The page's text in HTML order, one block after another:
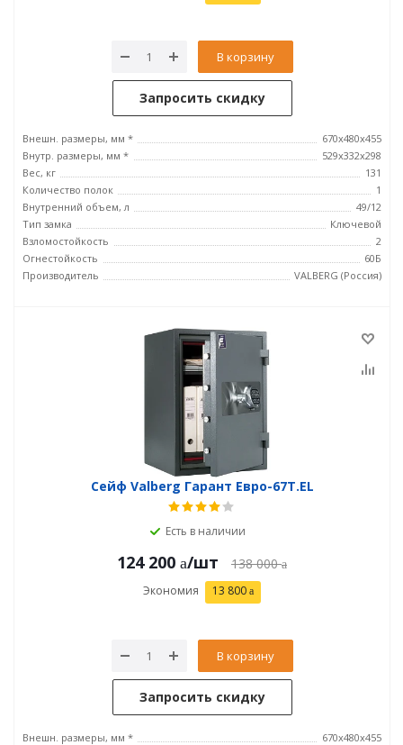
В корзину
Запросить скидку
Внешн. размеры, мм *
670x480x455
Внутр. размеры, мм *
529x332x298
Вес, кг
131
Количество полок
1
Внутренний объем, л
49/12
Тип замка
Ключевой
Взломостойкость
2
Огнестойкость
60Б
Производитель
VALBERG (Россия)
Сейф Valberg Гарант Евро-67Т.EL
Есть в наличии
124 200 /шт 138 000
Экономия 13 800
В корзину
Запросить скидку
Внешн. размеры, мм * 670x480x455